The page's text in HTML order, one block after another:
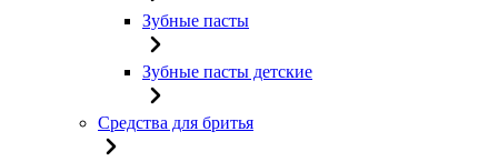
Зубные пасты
Зубные пасты детские
Средства для бритья